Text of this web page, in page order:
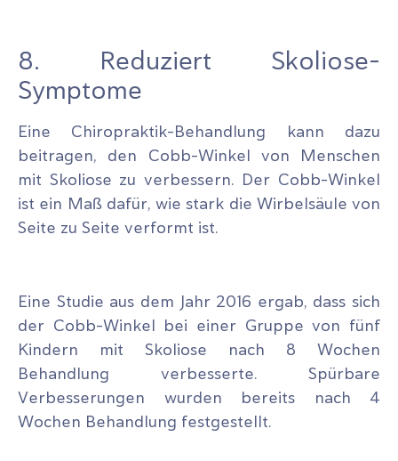
8. Reduziert Skoliose-
Symptome
Eine Chiropraktik-Behandlung kann dazu
beitragen, den Cobb-Winkel von Menschen
mit Skoliose zu verbessern. Der Cobb-Winkel
ist ein Maß dafür, wie stark die Wirbelsäule von
Seite zu Seite verformt ist.
Eine Studie aus dem Jahr 2016 ergab, dass sich
der Cobb-Winkel bei einer Gruppe von fünf
Kindern mit Skoliose nach 8 Wochen
Behandlung verbesserte. Spürbare
Verbesserungen wurden bereits nach 4
Wochen Behandlung festgestellt.